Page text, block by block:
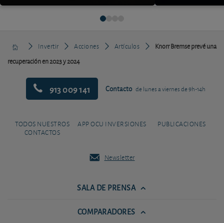
Invertir Acciones Artículos
Knorr Bremse prevé una
recuperación en 2023 y 2024
913 009 141 Contacto de lunes a viernes de 9h-14h
TODOS NUESTROS
CONTACTOS
APP OCU INVERSIONES PUBLICACIONES
Newsletter
SALA DE PRENSA
COMPARADORES